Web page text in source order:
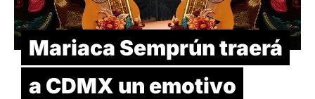
Mariaca Semprún traerá
a CDMX un emotivo